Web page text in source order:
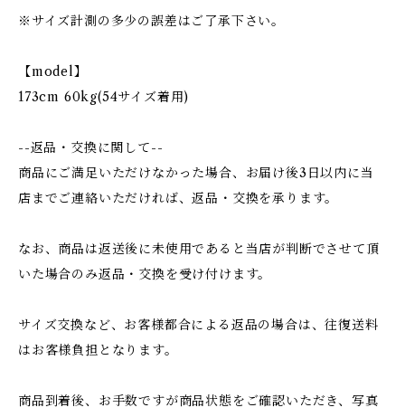
※サイズ計測の多少の誤差はご了承下さい。
【model】
173cm 60kg(54サイズ着用)
--返品・交換に関して--
商品にご満足いただけなかった場合、お届け後3日以内に当
店までご連絡いただければ、返品・交換を承ります。
なお、商品は返送後に未使用であると当店が判断でさせて頂
いた場合のみ返品・交換を受け付けます。
サイズ交換など、お客様都合による返品の場合は、往復送料
はお客様負担となります。
商品到着後、お手数ですが商品状態をご確認いただき、写真